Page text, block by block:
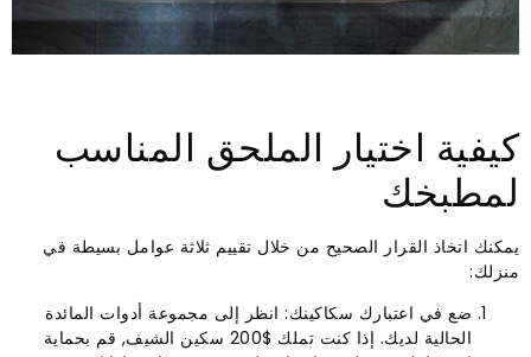
كيفية اختيار الملحق المناسب
لمطبخك
يمكنك اتخاذ القرار الصحيح من خلال تقييم ثلاثة عوامل بسيطة في
منزلك:
ضع في اعتبارك سكاكينك: انظر إلى مجموعة أدوات المائدة
الحالية لديك. إذا كنت تملك $200 سكين الشيف, قم بحماية